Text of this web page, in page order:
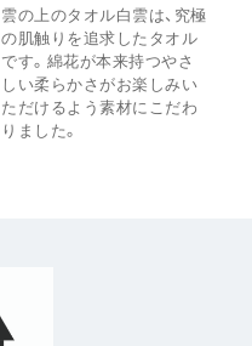
雲の上のタオル白雲は、究極
の肌触りを追求したタオル
です。綿花が本来持つやさ
しい柔らかさがお楽しみい
ただけるよう素材にこだわ
りました。